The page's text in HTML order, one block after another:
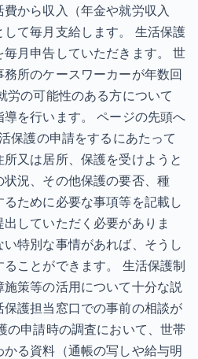
から収入（年金や就労収入
て毎月支給します。 生活保護
月申告していただきます。 世
所のケースワーカーが年数回
労の可能性のある方について
を行います。 ページの先頭へ
保護の申請をするにあたって
又は居所、保護を受けようと
況、その他保護の要否、種
ために必要な事項等を記載し
していただく必要がありま
特別な事情があれば、そうし
ことができます。 生活保護制
策等の活用について十分な説
護担当窓口での事前の相談が
の申請時の調査において、世帯
る資料（通帳の写しや給与明